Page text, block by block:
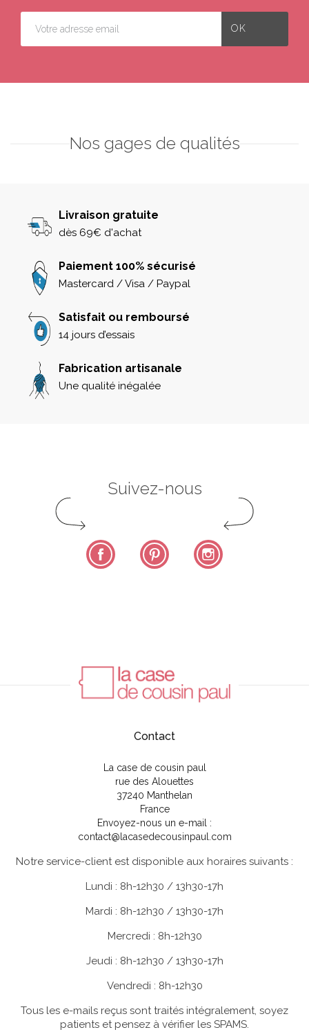
Nos gages de qualités
Livraison gratuite
dès 69€ d'achat
Paiement 100% sécurisé
Mastercard / Visa / Paypal
Satisfait ou remboursé
14 jours d’essais
Fabrication artisanale
Une qualité inégalée
Suivez-nous
Facebook Pinterest
Contact
La case de cousin paul
rue des Alouettes
37240 Manthelan
France
Envoyez-nous un e-mail :
contact@lacasedecousinpaul.com
Notre service-client est disponible aux horaires suivants :
Lundi : 8h-12h30 / 13h30-17h
Mardi : 8h-12h30 / 13h30-17h
Mercredi : 8h-12h30
Jeudi : 8h-12h30 / 13h30-17h
Vendredi : 8h-12h30
Tous les e-mails reçus sont traités intégralement, soyez
patients et pensez à vérifier les SPAMS.